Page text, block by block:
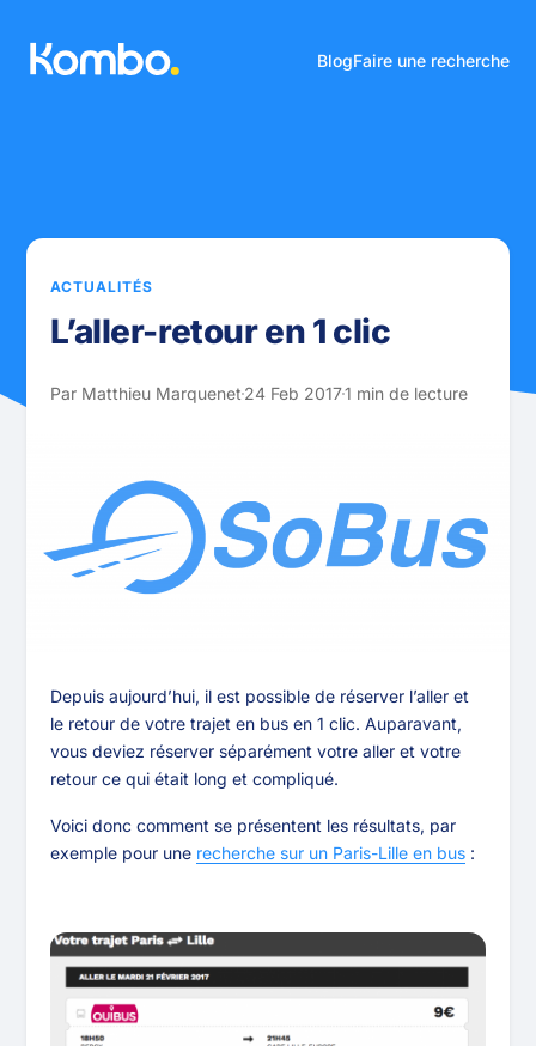
BlogFaire une recherche
ACTUALITÉS
L’aller-retour en 1 clic
Par Matthieu Marquenet24 Feb 20171 min de lecture
Depuis aujourd’hui, il est possible de réserver l’aller et
le retour de votre trajet en bus en 1 clic. Auparavant,
vous deviez réserver séparément votre aller et votre
retour ce qui était long et compliqué.
Voici donc comment se présentent les résultats, par
exemple pour une recherche sur un Paris-Lille en bus :